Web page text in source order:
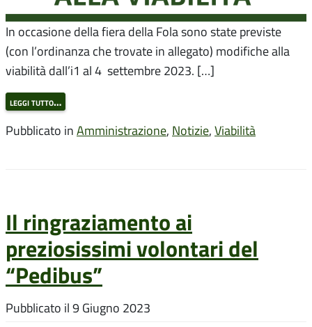
In occasione della fiera della Fola sono state previste
(con l’ordinanza che trovate in allegato) modifiche alla
viabilità dall’i1 al 4 settembre 2023. […]
leggi tutto…
Pubblicato in Amministrazione, Notizie, Viabilità
Il ringraziamento ai
preziosissimi volontari del
“Pedibus”
Pubblicato il 9 Giugno 2023